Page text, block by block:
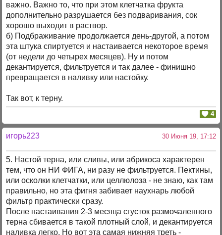
важно. Важно то, что при этом клетчатка фрукта
дополнительно разрушается без подваривания, сок
хорошо выходит в раствор.
б) Подбраживание продолжается день-другой, а потом
эта штука спиртуется и настаивается некоторое время
(от недели до четырех месяцев). Ну и потом
декантируется, фильтруется и так далее - финишно
превращается в наливку или настойку.
Так вот, к терну.
4
игорь223 30 Июня 19, 17:12
5. Настой терна, или сливы, или абрикоса характерен
тем, что он НИ ФИГА, ни разу не фильтруется. Пектины,
или осколки клетчатки, или целлюлоза - не знаю, как там
правильно, но эта фигня забивает наухнарь любой
фильтр практически сразу.
После настаивания 2-3 месяца сгусток размочаленного
терна сбивается в такой плотный слой, и декантируется
наливка легко. Но вот эта самая нижняя треть -